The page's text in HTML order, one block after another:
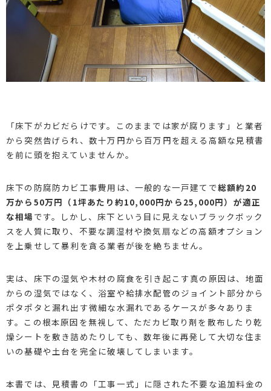
「床下がカビだらけです。このままでは家が腐ります」と業者
から突然告げられ、数十万円から百万円を超える高額な見積書
を前に頭を抱えていませんか。
床下の防腐防カビ工事費用は、一般的な一戸建てで総額約20
万から50万円（1坪あたり約10,000円から25,000円）が適正
な相場 です。しかし、床下という目に見えないブラックボック
スを人質に取り、不要な調湿材や換気扇などの高額オプション
を上乗せして暴利を貪る業者が後を絶ちません。
実は、床下の湿気や木材の腐食を引き起こす真の原因は、地面
からの湿気ではなく、浴室や給排水配管のジョイント部分から
ポタポタと漏れ出す微細な水漏れであるケースが多々ありま
す。この根本原因を無視して、ただカビ取り剤を散布したり乾
燥シートを敷き詰めたりしても、数年後に再発して大切な住ま
いの基礎や土台を完全に破壊してしまいます。
本書では、見積書の「工事一式」に隠された不要な追加料金の